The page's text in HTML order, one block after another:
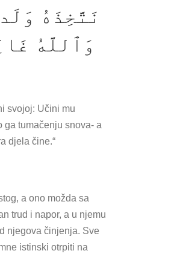
نَتَّخِذَهُ
وَٱللَّهُ
svojoj: Učini mu
tumačenju snova- a
djela čine.“
a ono možda sa
trud i napor, a u njemu
njegova činjenja. Sve
istinski otrpiti na